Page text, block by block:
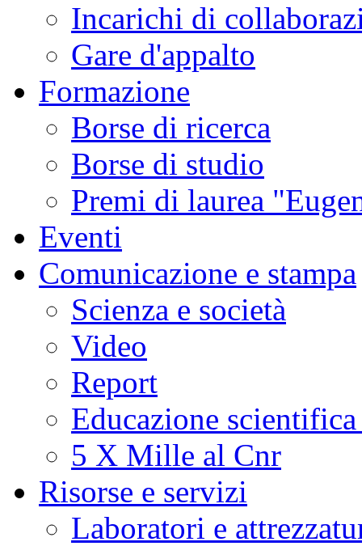
Incarichi di
Gare d'appalto
Formazione
Borse di ricerca
Borse di studio
Premi di laurea
Eventi
Comunicazione e stampa
Scienza e società
Video
Report
Educazione
5 X Mille al Cnr
Risorse e servizi
Laboratori e